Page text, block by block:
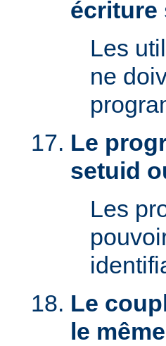
écriture
Les
ne
Le
setuid
Les
Le
le